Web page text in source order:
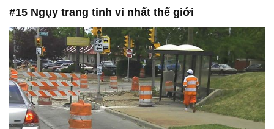
#15 Ngụy trang tinh vi nhất thế giới